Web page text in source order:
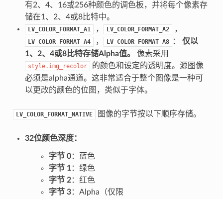
有2、4、16或256种颜色的调色板，并将每个像素存
储在1、2、4或8比特中。
LV_COLOR_FORMAT_A1 ， LV_COLOR_FORMAT_A2 ，
LV_COLOR_FORMAT_A4 ， LV_COLOR_FORMAT_A8 ： 仅以
1、2、4或8比特存储Alpha值。
像素采用
style.img_recolor
的颜色和设定的透明度。源图像
必须是alpha通道。这非常适合于整个图像是一种可
以更改的颜色的位图，类似于字体。
LV_COLOR_FORMAT_NATIVE 图像的字节按以下顺序存储。
32位颜色深度：
字节 0：蓝色
字节 1：绿色
字节 2：红色
字节 3：Alpha（仅限